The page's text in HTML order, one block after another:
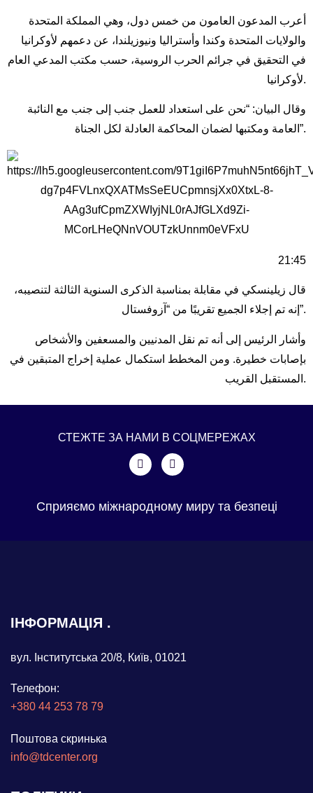
أعرب المدعون العامون من خمس دول، وهي المملكة المتحدة
والولايات المتحدة وكندا وأستراليا ونيوزيلندا، عن دعمهم لأوكرانيا
في التحقيق في جرائم الحرب الروسية، حسب مكتب المدعي العام
لأوكرانيا.
وقال البيان: “نحن على استعداد للعمل جنب إلى جنب مع النائبة
العامة ومكتبها لضمان المحاكمة العادلة لكل الجناة”.
21:45
قال زيلينسكي في مقابلة بمناسبة الذكرى السنوية الثالثة لتنصيبه،
إنه تم إجلاء الجميع تقريبًا من “آزوفستال”.
وأشار الرئيس إلى أنه تم نقل المدنيين والمسعفين والأشخاص
بإصابات خطيرة. ومن المخطط استكمال عملية إخراج المتبقين في
المستقبل القريب.
СТЕЖТЕ ЗА НАМИ В СОЦМЕРЕЖАХ
Сприяємо міжнародному миру та безпеці
ІНФОРМАЦІЯ
вул. Інститутська 20/8, Київ, 01021
Телефон:
+380 44 253 78 79
Поштова скринька
info@tdcenter.org